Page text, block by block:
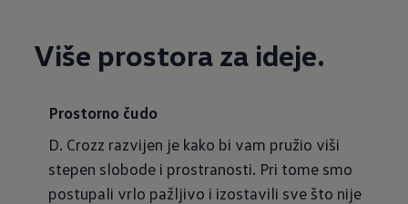
Više prostora za ideje.
Prostorno čudo
D. Crozz razvijen je kako bi vam pružio viši
stepen slobode i prostranosti. Pri tome smo
postupali vrlo pažljivo i izostavili sve što nije